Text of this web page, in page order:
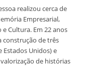
realizou cerca de
Empresarial,
Cultura. Em 22 anos
construção de três
Estados Unidos) e
de histórias